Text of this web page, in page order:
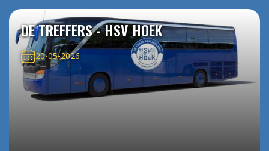
DE TREFFERS - HSV HOEK
20-05-2026